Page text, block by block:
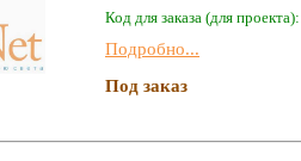
Код для заказа (для проекта):
Подробно...
Под заказ